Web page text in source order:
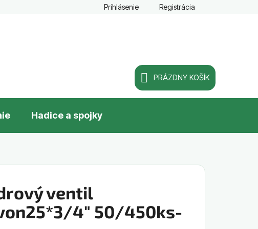
Prihlásenie Registrácia
NÁKUPNÝ
PRÁZDNY KOŠÍK
Hadice a spojky
ventil
4" 50/450ks-